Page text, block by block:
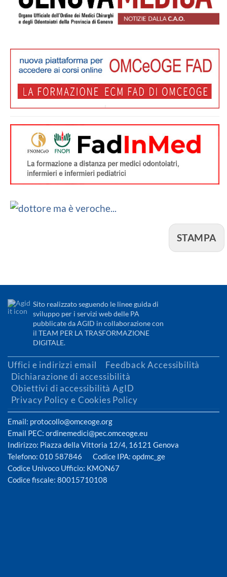
STAMPA
Sito realizzato seguendo le linee guida di
sviluppo per i servizi web delle PA
pubblicate da AGID in collaborazione con
il TEAM PER LA TRASFORMAZIONE
DIGITALE.
Uffici e indirizzi email
Feedback Accessibilità
Dichiarazione di accessibilità
Obiettivi di accessibilità AgID
Privacy Policy e Cookies Policy
Email: protocollo@omceoge.org
Email PEC: ordinemedici@pec.omceoge.eu
Indirizzo: Piazza della Vittoria 12/4, 16121 Genova
Telefono: 010 587846 Codice IPA: opdmc_ge
Codice Univoco Ufficio: KMON67
Codice fiscale: 80015710108